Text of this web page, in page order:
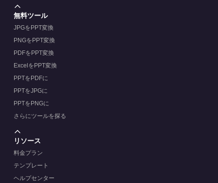
無料ツール
JPGをPPT変換
PNGをPPT変換
PDFをPPT変換
ExcelをPPT変換
PPTをPDFに
PPTをJPGに
PPTをPNGに
さらにツールを探る
リソース
料金プラン
テンプレート
ヘルプセンター